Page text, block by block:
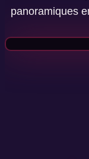
panoramiques